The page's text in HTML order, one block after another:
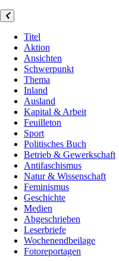
Titel
Aktion
Ansichten
Schwerpunkt
Thema
Inland
Ausland
Kapital & Arbeit
Feuilleton
Sport
Politisches Buch
Betrieb & Gewerkschaft
Antifaschismus
Natur & Wissenschaft
Feminismus
Geschichte
Medien
Abgeschrieben
Leserbriefe
Wochenendbeilage
Fotoreportagen